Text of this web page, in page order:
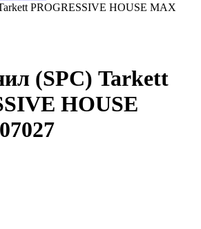
PROGRESSIVE HOUSE MAX
(SPC) Tarkett
HOUSE